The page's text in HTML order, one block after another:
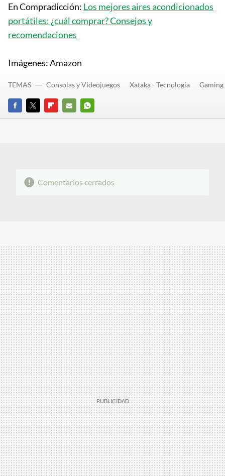
En Compradicción: Los mejores aires acondicionados
portátiles: ¿cuál comprar? Consejos y
recomendaciones
Imágenes: Amazon
FACEBOOK
TWITTERFLIPBOARD
E-
WHATSAPP
TEMAS Consolas y Videojuegos Xataka - Tecnología Gaming
Comentarios cerrados